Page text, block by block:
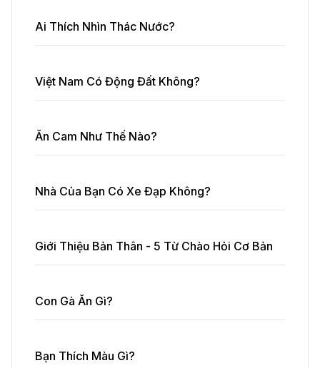
Ai Thích Nhìn Thác Nước?
Việt Nam Có Động Đất Không?
Ăn Cam Như Thế Nào?
Nhà Của Bạn Có Xe Đạp Không?
Giới Thiệu Bản Thân - 5 Từ Chào Hỏi Cơ Bản
Con Gà Ăn Gì?
Bạn Thích Màu Gì?